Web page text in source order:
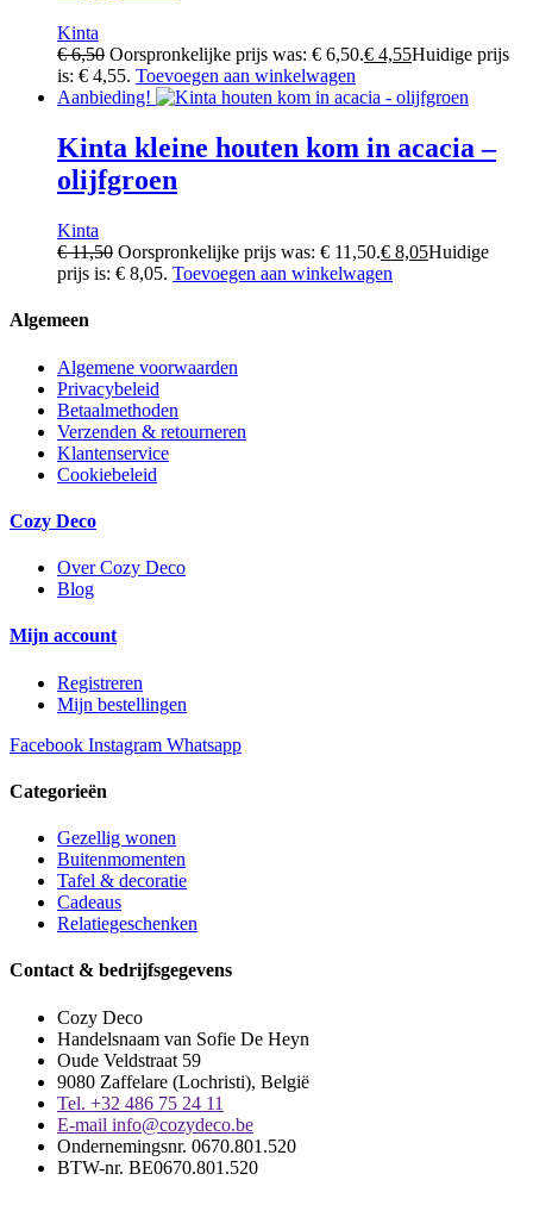
Kinta
€6,50 Oorspronkelijke prijs was: € 6,50.€ 4,55Huidige prijs
is: € 4,55. Toevoegen aan winkelwagen
Aanbieding!
Kinta kleine houten kom in acacia –
olijfgroen
Kinta
€11,50 Oorspronkelijke prijs was: € 11,50.€ 8,05Huidige
prijs is: € 8,05. Toevoegen aan winkelwagen
Algemeen
Algemene voorwaarden
Privacybeleid
Betaalmethoden
Verzenden & retourneren
Klantenservice
Cookiebeleid
Cozy Deco
Over Cozy Deco
Blog
Mijn account
Registreren
Mijn bestellingen
Facebook Instagram Whatsapp
Categorieën
Gezellig wonen
Buitenmomenten
Tafel & decoratie
Cadeaus
Relatiegeschenken
Contact & bedrijfsgegevens
Cozy Deco
Handelsnaam van Sofie De Heyn
Oude Veldstraat 59
9080 Zaffelare (Lochristi), België
Tel. +32 486 75 24 11
E-mail info@cozydeco.be
Ondernemingsnr. 0670.801.520
BTW-nr. BE0670.801.520